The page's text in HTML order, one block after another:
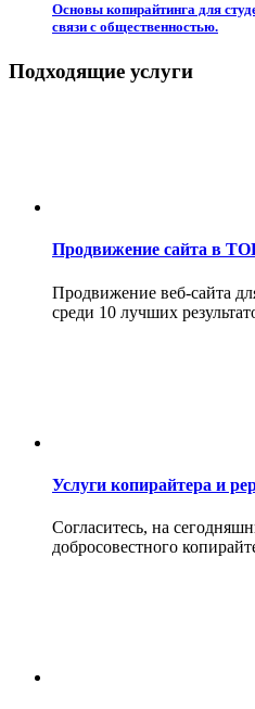
Основы копирайтинга для
связи с общественностью.
Подходящие услуги
Продвижение сайта в
Продвижение веб-сайта
среди 10 лучших
Услуги копирайтера и
Согласитесь, на
добросовестного